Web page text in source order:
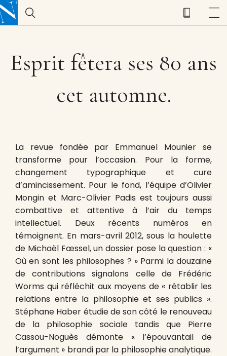
Esprit fêtera ses 80 ans
cet automne.
La revue fondée par Emmanuel Mounier se
transforme pour l’occasion. Pour la forme,
changement typographique et cure
d’amincissement. Pour le fond, l’équipe d’Olivier
Mongin et Marc-Olivier Padis est toujours aussi
combattive et attentive à l’air du temps
intellectuel. Deux récents numéros en
témoignent. En mars-avril 2012, sous la houlette
de Michaël Fœssel, un dossier pose la question : «
Où en sont les philosophes ? » Parmi la douzaine
de contributions signalons celle de Frédéric
Worms qui réfléchit aux moyens de « rétablir les
relations entre la philosophie et ses publics ».
Stéphane Haber étudie de son côté le renouveau
de la philosophie sociale tandis que Pierre
Cassou-Noguès démonte « l’épouvantail de
l’argument » brandi par la philosophie analytique.